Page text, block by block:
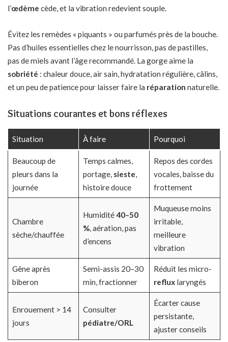
l’œdème cède, et la vibration redevient souple.
Évitez les remèdes « piquants » ou parfumés près de la bouche.
Pas d’huiles essentielles chez le nourrisson, pas de pastilles,
pas de miels avant l’âge recommandé. La gorge aime la
sobriété : chaleur douce, air sain, hydratation régulière, câlins,
et un peu de patience pour laisser faire la réparation naturelle.
Situations courantes et bons réflexes
Situation À faire Pourquoi
Beaucoup de
pleurs dans la
journée
Temps calmes,
portage, sieste,
histoire douce
Repos des cordes
vocales, baisse du
frottement
Chambre
sèche/chauffée
Humidité40–50
%, aération, pas
d’encens
Muqueuse moins
irritable,
meilleure
vibration
Gêne après
biberon
Semi-assis 20–30
min, fractionner
Réduit les micro-
refluxlaryngés
Enrouement > 14
jours
Consulter
pédiatre/ORL
Écarter cause
persistante,
ajuster conseils